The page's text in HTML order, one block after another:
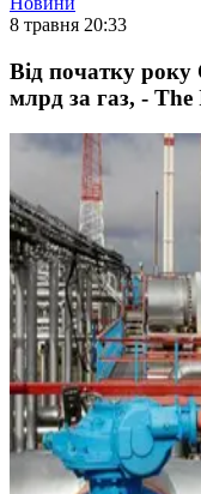
8 травня 20:33
Від початку року
млрд за газ, -